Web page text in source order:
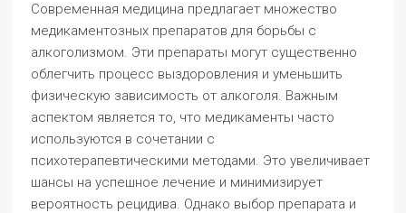
Современная медицина предлагает множество
медикаментозных препаратов для борьбы с
алкоголизмом. Эти препараты могут существенно
облегчить процесс выздоровления и уменьшить
физическую зависимость от алкоголя. Важным
аспектом является то, что медикаменты часто
используются в сочетании с
психотерапевтическими методами. Это увеличивает
шансы на успешное лечение и минимизирует
вероятность рецидива. Однако выбор препарата и